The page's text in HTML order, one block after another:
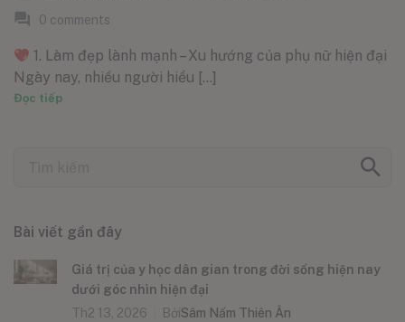
0 comments
1. Làm đẹp lành mạnh – Xu hướng của phụ nữ hiện đại
Ngày nay, nhiều người hiểu [...]
Đọc tiếp
Bài viết gần đây
Giá trị của y học dân gian trong đời sống hiện nay
dưới góc nhìn hiện đại
Th2 13, 2026
BởiSâm Nấm Thiên Ân